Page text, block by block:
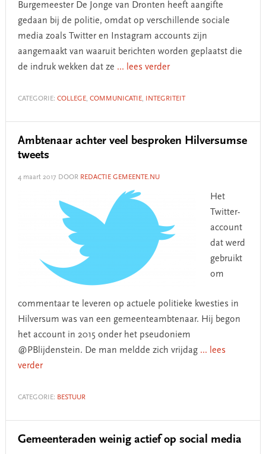
Burgemeester De Jonge van Dronten heeft aangifte
gedaan bij de politie, omdat op verschillende sociale
media zoals Twitter en Instagram accounts zijn
aangemaakt van waaruit berichten worden geplaatst die
de indruk wekken dat ze ... lees verder
CATEGORIE: COLLEGE, COMMUNICATIE, INTEGRITEIT
Ambtenaar achter veel besproken Hilversumse
tweets
4 maart 2017 DOOR REDACTIE GEMEENTE.NU
Het
Twitter-
account
dat werd
gebruikt
om
commentaar te leveren op actuele politieke kwesties in
Hilversum was van een gemeenteambtenaar. Hij begon
het account in 2015 onder het pseudoniem
@PBlijdenstein. De man meldde zich vrijdag ... lees
verder
CATEGORIE: BESTUUR
Gemeenteraden weinig actief op social media